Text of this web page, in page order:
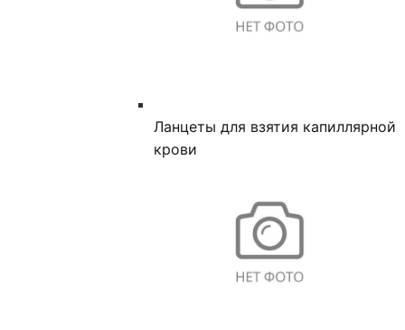
Ланцеты для взятия капиллярной
крови